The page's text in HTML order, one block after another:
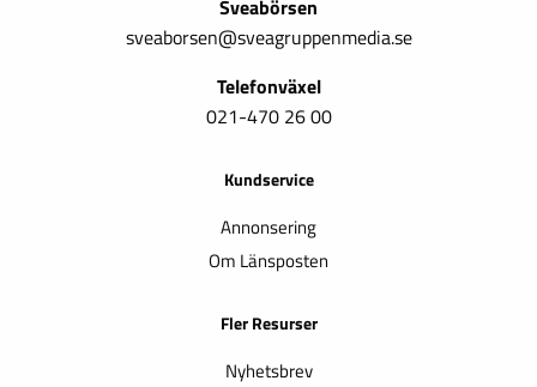
Sveabörsen
sveaborsen@sveagruppenmedia.se
Telefonväxel
021-470 26 00
Kundservice
Annonsering
Om Länsposten
Fler Resurser
Nyhetsbrev